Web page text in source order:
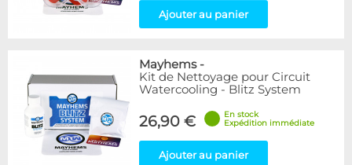
Ajouter au panier
Mayhems-
Kit de Nettoyage pour Circuit
Watercooling - Blitz System
26,90 €
En stock
Expédition immédiate
Ajouter au panier